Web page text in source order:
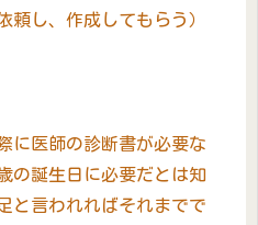
し、作成してもらう）
に医師の診断書が必要な
の誕生日に必要だとは知
と言われればそれまでで